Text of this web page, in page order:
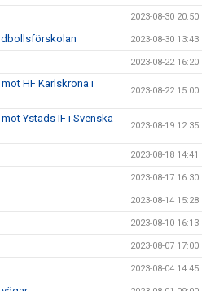
2023-08-30 20:50
2023-08-30 13:43
2023-08-22 16:20
HF Karlskrona i
2023-08-22 15:00
Ystads IF i Svenska
2023-08-19 12:35
2023-08-18 14:41
2023-08-17 16:30
2023-08-14 15:28
2023-08-10 16:13
2023-08-07 17:00
2023-08-04 14:45